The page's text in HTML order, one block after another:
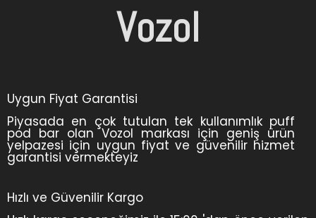
Vozol
Uygun Fiyat Garantisi
Piyasada en çok tutulan tek kullanımlık puff
pod bar olan Vozol markası için geniş ürün
yelpazesi için uygun fiyat ve güvenilir hizmet
garantisi vermekteyiz
Hızlı ve Güvenilir Kargo